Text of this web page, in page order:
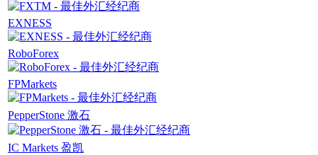
EXNESS
RoboForex
FPMarkets
PepperStone 激石
IC Markets 盈凯